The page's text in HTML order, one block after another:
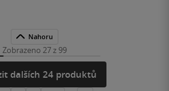
Nahoru
Zobrazeno 27 z 99
dalších 24 produktů